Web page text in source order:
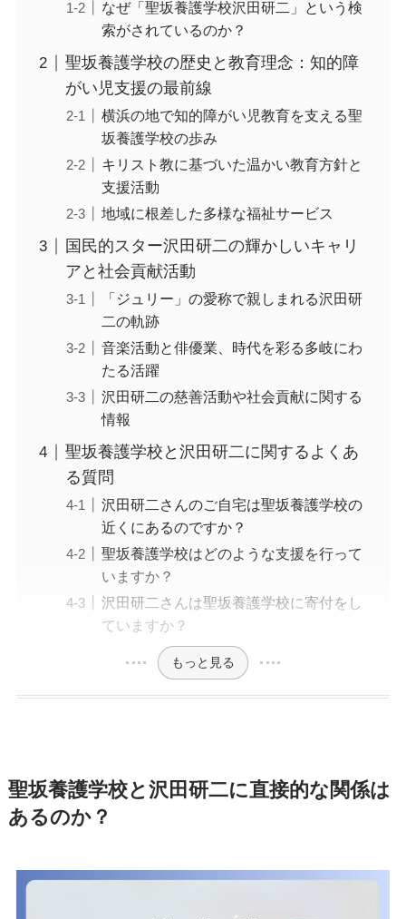
なぜ「聖坂養護学校沢田研二」という検
索がされているのか？
聖坂養護学校の歴史と教育理念：知的障
がい児支援の最前線
横浜の地で知的障がい児教育を支える聖
坂養護学校の歩み
キリスト教に基づいた温かい教育方針と
支援活動
地域に根差した多様な福祉サービス
国民的スター沢田研二の輝かしいキャリ
アと社会貢献活動
「ジュリー」の愛称で親しまれる沢田研
二の軌跡
音楽活動と俳優業、時代を彩る多岐にわ
たる活躍
沢田研二の慈善活動や社会貢献に関する
情報
聖坂養護学校と沢田研二に関するよくあ
る質問
沢田研二さんのご自宅は聖坂養護学校の
近くにあるのですか？
聖坂養護学校はどのような支援を行って
いますか？
沢田研二さんは聖坂養護学校に寄付をし
ていますか？
もっと見る
聖坂養護学校と沢田研二に直接的な関係は
あるのか？